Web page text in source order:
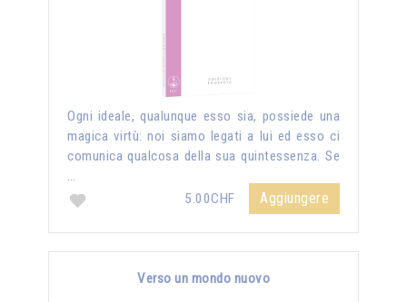
Ogni ideale, qualunque esso sia, possiede una
magica virtù: noi siamo legati a lui ed esso ci
comunica qualcosa della sua quintessenza. Se
…
5.00CHF
Aggiungere
Verso un mondo nuovo